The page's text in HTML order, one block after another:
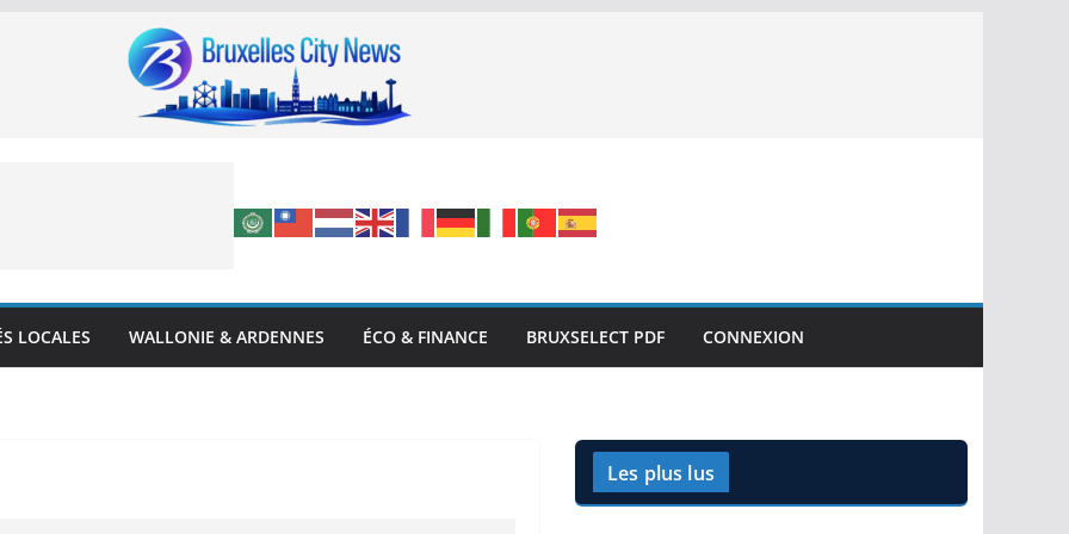
LOCALES WALLONIE & ARDENNES ÉCO & FINANCE BRUXSELECT PDF CONNEXION
Les plus lus